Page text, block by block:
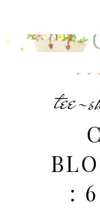
tee-
: